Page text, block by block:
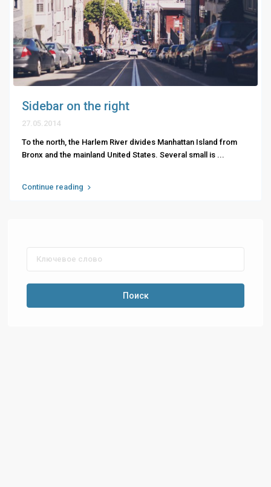
Sidebar on the right
27.05.2014
To the north, the Harlem River divides Manhattan Island from
Bronx and the mainland United States. Several small is ...
Continue reading
Поиск